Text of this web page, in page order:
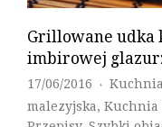
Grillowane udka
imbirowej
17/06/2016 ♦
malezyjska, Kuchnia